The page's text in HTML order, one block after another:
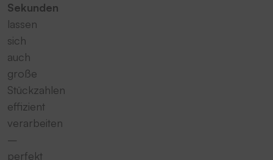
Sekunden
lassen
sich
auch
große
Stückzahlen
effizient
verarbeiten
–
perfekt